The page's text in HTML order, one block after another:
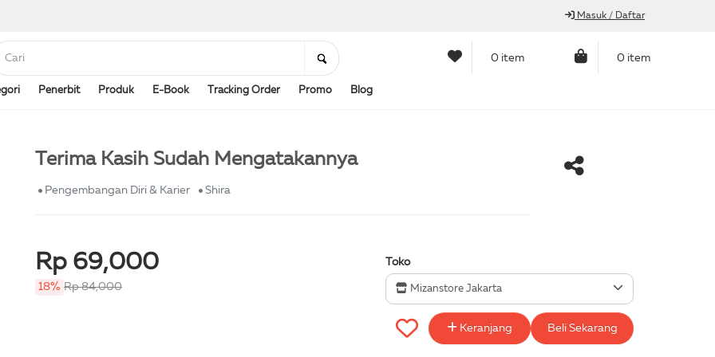
Masuk / Daftar
0 item 0 item
Penerbit Produk E-Book Tracking Order Promo Blog
Terima Kasih Sudah Mengatakannya
Pengembangan Diri & Karier Shira
Rp 69,000
18% Rp 84,000
Toko
Mizanstore Jakarta
Keranjang Beli Sekarang